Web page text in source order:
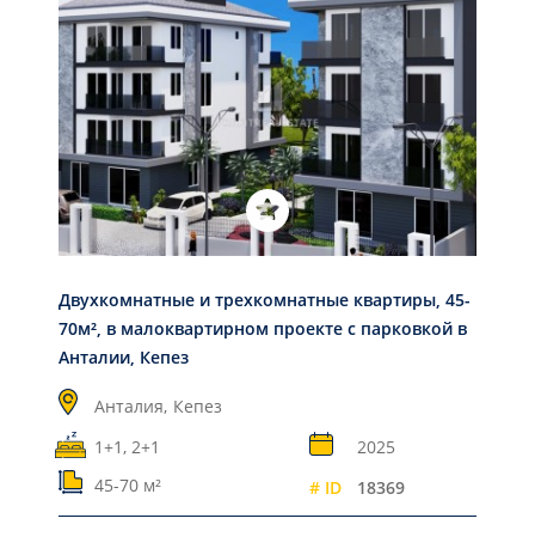
Двухкомнатные и трехкомнатные квартиры, 45-
70м², в малоквартирном проекте с парковкой в
Анталии, Кепез
Анталия, Кепез
1+1, 2+1
2025
45-70 м²
# ID 18369